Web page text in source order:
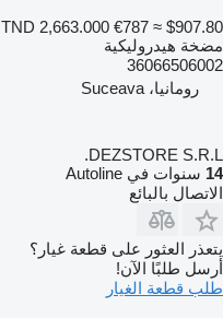
TND 2,663.000 €787 ≈ $907.80
مضخة هيدروليكية
36066506002
رومانيا، Suceava
DEZSTORE S.R.L.
14 سنوات في Autoline
الاتصال بالبائع
يتعذر العثور على قطعة غيار؟
أرسل طلبًا الآن!
طلب قطعة الغيار